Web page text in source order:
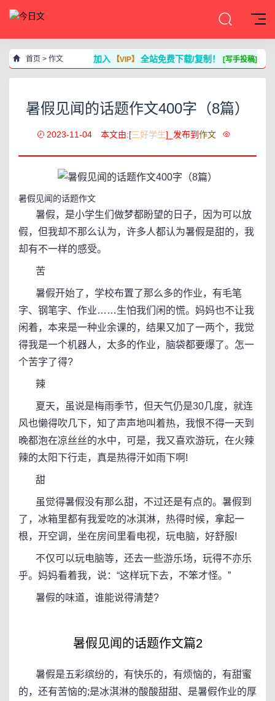
首页 > 作文 加入【VIP】 全站免费下载/复制！ [写手投稿]
暑假见闻的话题作文400字（8篇）
2023-11-04 本文由:[三好学生]_发布到 作文
暑假见闻的话题作文
暑假，是小学生们做梦都盼望的日子，因为可以放
假，但我却不那么认为，许多人都认为暑假是甜的，我
却有不一样的感受。
苦
暑假开始了，学校布置了那么多的作业，有毛笔
字、钢笔字、作业……生怕我们闲的慌。妈妈也不让我
闲着，本来是一种业余课的，结果又加了一两个，我觉
得我是一个机器人，太多的作业，脑袋都要爆了。怎一
个苦字了得?
辣
夏天，虽说是梅雨季节，但天气仍是30几度，就连
风也懒得吹几下，知了声声地叫着热，我恨不得一天到
晚都泡在凉丝丝的水中，可是，我又喜欢游玩，在火辣
辣的太阳下行走，真是热得汗如雨下啊!
甜
虽觉得暑假没有那么甜，不过还是有点的。暑假到
了，冰箱里都有我爱吃的冰淇淋，热得时候，拿起一
根，开空调，坐在房间里看电视，玩电脑，好舒服!
不仅可以玩电脑等，还去一些游乐场，玩得不亦乐
乎。妈妈看着我，说：“这样玩下去，不笨才怪。”
暑假的味道，谁能说得清楚?
暑假见闻的话题作文篇2
暑假是五彩缤纷的，有快乐的，有烦恼的，有甜蜜
的，还有苦恼的;是冰淇淋的酸酸甜甜、是暑假作业的厚